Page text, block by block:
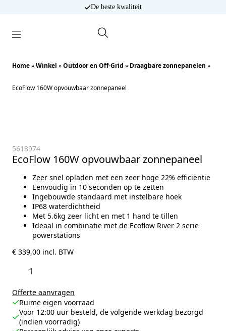
De beste kwaliteit
Home»Winkel »Outdoor en Off-Grid » Draagbare zonnepanelen »
EcoFlow 160W opvouwbaar zonnepaneel
5618974
EcoFlow 160W opvouwbaar zonnepaneel
Zeer snel opladen met een zeer hoge 22% efficiëntie
Eenvoudig in 10 seconden op te zetten
Ingebouwde standaard met instelbare hoek
IP68 waterdichtheid
Met 5.6kg zeer licht en met 1 hand te tillen
Ideaal in combinatie met de Ecoflow River 2 serie
powerstations
€ 339,00 incl. BTW
160W
opvouwbaar
aantal
Offerte aanvragen
Ruime eigen voorraad
Voor 12:00 uur besteld, de volgende werkdag bezorgd
(indien voorradig)